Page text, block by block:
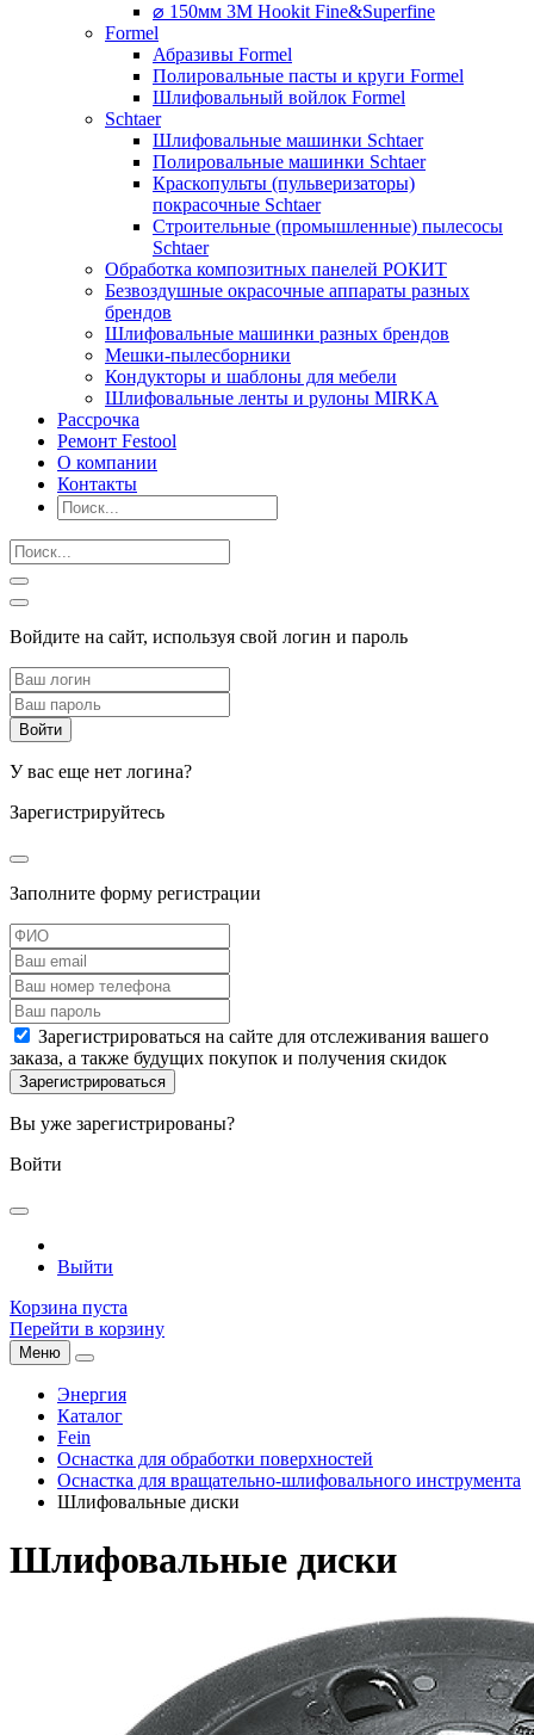
⌀ 150мм 3M Hookit Fine&Superfine
Formel
Абразивы Formel
Полировальные пасты и круги Formel
Шлифовальный войлок Formel
Schtaer
Шлифовальные машинки Schtaer
Полировальные машинки Schtaer
Краскопульты (пульверизаторы)
покрасочные Schtaer
Строительные (промышленные) пылесосы
Schtaer
Обработка композитных панелей РОКИТ
Безвоздушные окрасочные аппараты разных
брендов
Шлифовальные машинки разных брендов
Мешки-пылесборники
Кондукторы и шаблоны для мебели
Шлифовальные ленты и рулоны MIRKA
Рассрочка
Ремонт Festool
О компании
Контакты
Войдите на сайт, используя свой логин и пароль
У вас еще нет логина?
Зарегистрируйтесь
Заполните форму регистрации
Зарегистрироваться на сайте для отслеживания вашего
заказа, а также будущих покупок и получения скидок
Вы уже зарегистрированы?
Войти
Выйти
Корзина пуста
Перейти в корзину
Меню
Энергия
Каталог
Fein
Оснастка для обработки поверхностей
Оснастка для вращательно-шлифовального инструмента
Шлифовальные диски
Шлифовальные диски